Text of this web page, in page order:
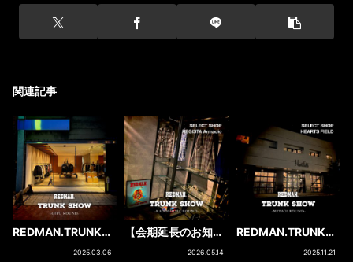
関連記事
REDMAN.TRUNK
2025.03.06
【会期延長のお知ら
2026.05.14
REDMAN.TRUNK
2025.11.21